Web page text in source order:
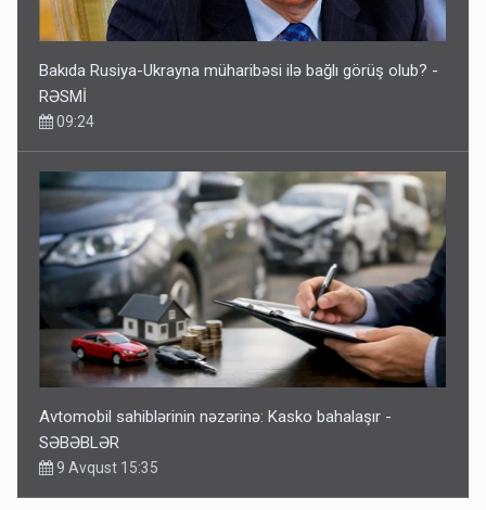
Bakıda Rusiya-Ukrayna müharibəsi ilə bağlı görüş olub? -
RƏSMİ
09:24
Avtomobil sahiblərinin nəzərinə: Kasko bahalaşır -
SƏBƏBLƏR
9 Avqust 15:35